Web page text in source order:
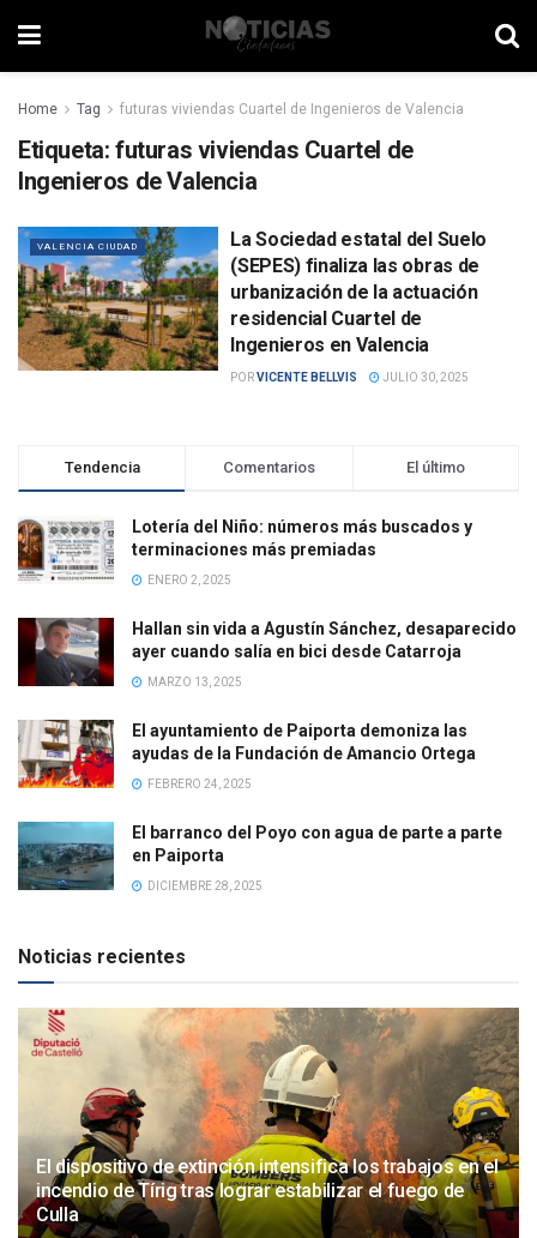
Home Tag futuras viviendas Cuartel de Ingenieros de Valencia
Etiqueta: futuras viviendas Cuartel de
Ingenieros de Valencia
VALENCIA CIUDAD
La Sociedad estatal del Suelo
(SEPES) finaliza las obras de
urbanización de la actuación
residencial Cuartel de
Ingenieros en Valencia
PORVICENTE BELLVIS JULIO 30, 2025
Tendencia Comentarios El último
Lotería del Niño: números más buscados y
terminaciones más premiadas
ENERO 2, 2025
Hallan sin vida a Agustín Sánchez, desaparecido
ayer cuando salía en bici desde Catarroja
MARZO 13, 2025
El ayuntamiento de Paiporta demoniza las
ayudas de la Fundación de Amancio Ortega
FEBRERO 24, 2025
El barranco del Poyo con agua de parte a parte
en Paiporta
DICIEMBRE 28, 2025
Noticias recientes
El dispositivo de extinción intensifica los trabajos en el
incendio de Tírig tras lograr estabilizar el fuego de
Culla